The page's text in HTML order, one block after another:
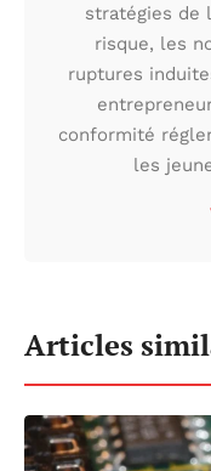
stratégies de
risque, les
ruptures
conformité
les
Articles